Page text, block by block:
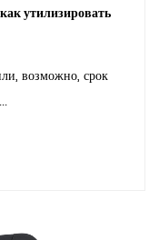
утилизировать
возможно, срок